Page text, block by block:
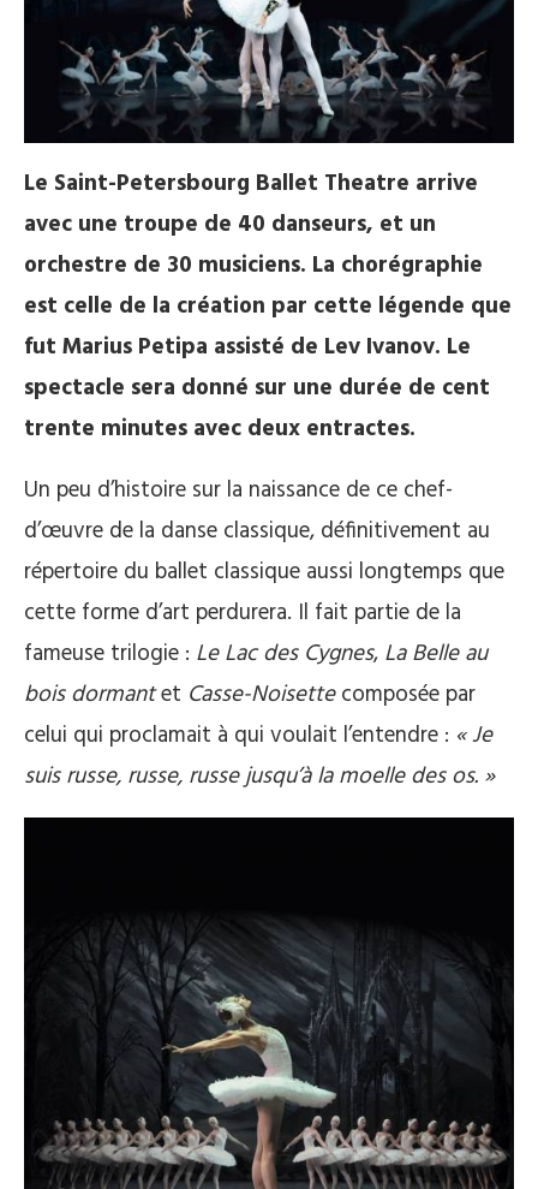
Le Saint-Petersbourg Ballet Theatre arrive
avec une troupe de 40 danseurs, et un
orchestre de 30 musiciens. La chorégraphie
est celle de la création par cette légende que
fut Marius Petipa assisté de Lev Ivanov. Le
spectacle sera donné sur une durée de cent
trente minutes avec deux entractes.
Un peu d’histoire sur la naissance de ce chef-
d’œuvre de la danse classique, définitivement au
répertoire du ballet classique aussi longtemps que
cette forme d’art perdurera. Il fait partie de la
fameuse trilogie : Le Lac des Cygnes, La Belle au
bois dormantet Casse-Noisettecomposée par
celui qui proclamait à qui voulait l’entendre : « Je
suis russe, russe, russe jusqu’à la moelle des os. »